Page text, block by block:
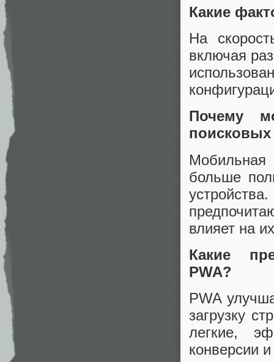
Какие
На
включая
Почему
поисковых
Мобильная
больше
влияет на
Какие
PWA?
PWA
загрузку
легкие,
конверсии